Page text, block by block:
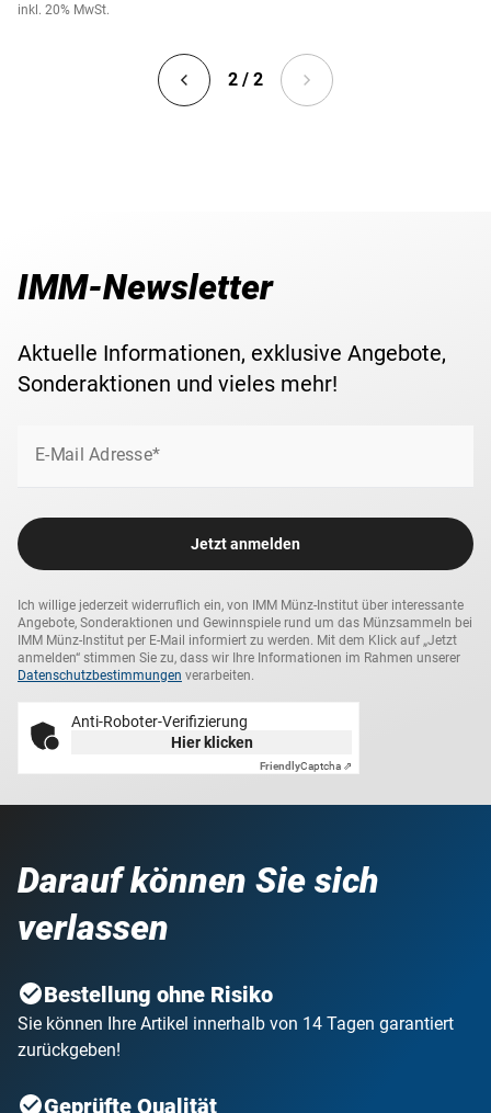
inkl. 20% MwSt.
2 / 2
IMM-Newsletter
Aktuelle Informationen, exklusive Angebote,
Sonderaktionen und vieles mehr!
E-Mail Adresse*
Jetzt anmelden
Ich willige jederzeit widerruflich ein, von IMM Münz-Institut über interessante
Angebote, Sonderaktionen und Gewinnspiele rund um das Münzsammeln bei
IMM Münz-Institut per E-Mail informiert zu werden. Mit dem Klick auf „Jetzt
anmelden“ stimmen Sie zu, dass wir Ihre Informationen im Rahmen unserer
Datenschutzbestimmungen verarbeiten.
Anti-Roboter-Verifizierung
Hier klicken
FriendlyCaptcha ⇗
Darauf können Sie sich
verlassen
Bestellung ohne Risiko
Sie können Ihre Artikel innerhalb von 14 Tagen garantiert
zurückgeben!
Geprüfte Qualität